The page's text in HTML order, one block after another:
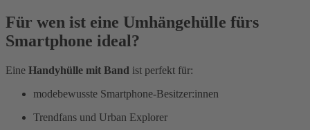
Für wen ist eine Umhängehülle fürs
Smartphone ideal?
Eine Handyhülle mit Band ist perfekt für:
modebewusste Smartphone-Besitzer:innen
Trendfans und Urban Explorer